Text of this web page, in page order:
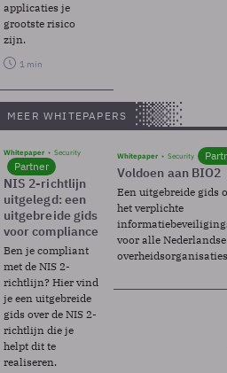
applicaties je
grootste risico
zijn.
1 min
MEER WHITEPAPERS
Whitepaper Security
Partner
NIS 2-richtlijn
uitgelegd: een
uitgebreide gids
voor compliance
Ben je compliant
met de NIS 2-
richtlijn? Hier vind
je een uitgebreide
gids over de NIS 2-
richtlijn die je
helpt dit te
realiseren.
Whitepaper Security
Voldoen aan BIO2
Een uitgebreide gids
het verplichte
voor alle Nederlandse
overheidsorganisaties.